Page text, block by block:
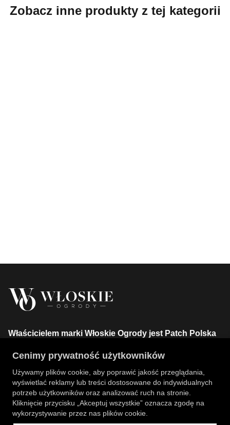
Zobacz inne produkty z tej kategorii
Właścicielem marki Włoskie Ogrody jest Patch Polska
+48 734 106 149
info@wloskie-ogrody.pl
Strony
Kategorie Sklepu
Cenimy prywatność użytkowników
Używamy plików cookie, aby poprawić jakość przeglądania,
wyświetlać reklamy lub treści dostosowane do indywidualnych
potrzeb użytkowników oraz analizować ruch na stronie.
Kliknięcie przycisku „Akceptuj wszystkie” oznacza zgodę na
wykorzystywanie przez nas plików cookie.